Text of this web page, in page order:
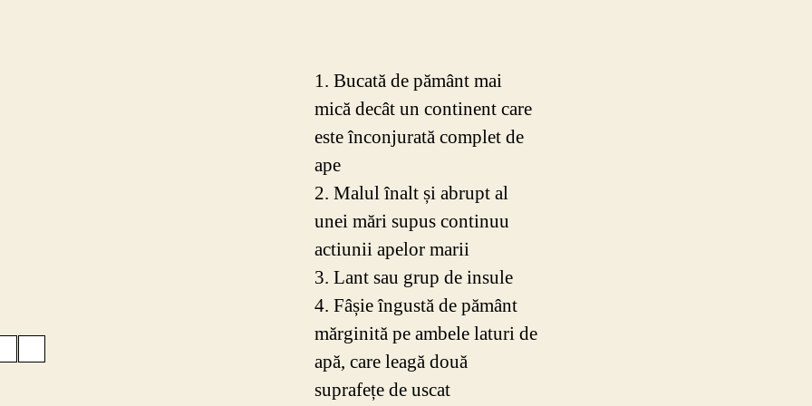
1. Bucată de pământ mai
mică decât un continent care
este înconjurată complet de
ape
2. Malul înalt și abrupt al
unei mări supus continuu
actiunii apelor marii
3. Lant sau grup de insule
4. Fâșie îngustă de pământ
mărginită pe ambele laturi de
apă, care leagă două
suprafețe de uscat